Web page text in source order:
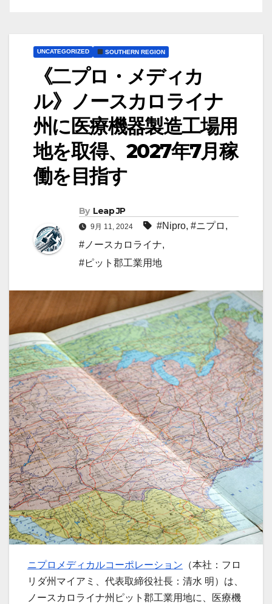
UNCATEGORIZED SOUTHERN REGION
《二プロ・メディカ
ル》ノースカロライナ
州に医療機器製造工場用
地を取得、2027年7月稼
働を目指す
By Leap JP
9月 11, 2024 #Nipro, #ニプロ ,
#ノースカロライナ,
#ピット郡工業用地
ニプロメディカルコーポレーション （本社：フロ
リダ州マイアミ、代表取締役社長：清水 明）は、
ノースカロライナ州ピット郡工業用地に、医療機